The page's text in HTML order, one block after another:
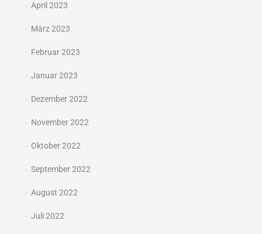
April 2023
März 2023
Februar 2023
Januar 2023
Dezember 2022
November 2022
Oktober 2022
September 2022
August 2022
Juli 2022